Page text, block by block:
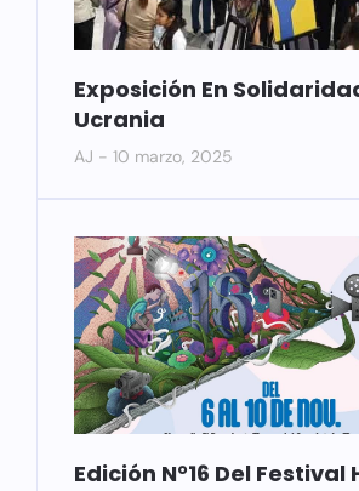
Exposición En
Ucrania
AJ 10 marzo, 2025
Edición N°16 Del Festival